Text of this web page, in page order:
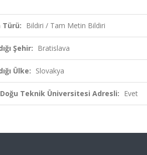
Türü: Bildiri / Tam Metin Bildiri
Şehir: Bratislava
Ülke: Slovakya
Teknik Üniversitesi Adresli: Evet